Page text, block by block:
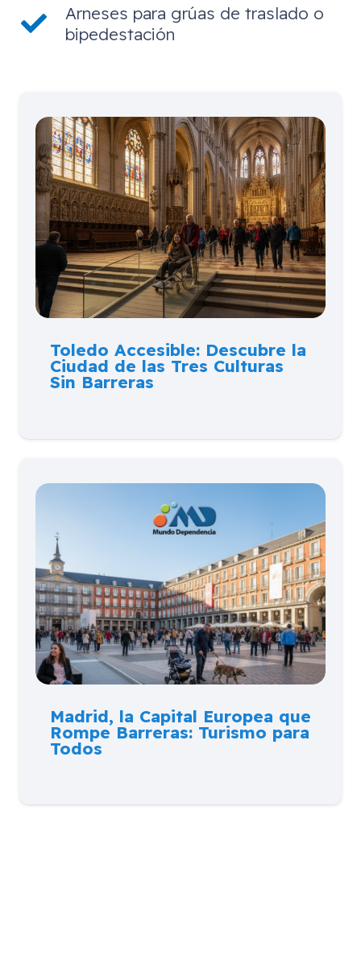
Arneses para grúas de traslado o
bipedestación
Toledo Accesible: Descubre la
Ciudad de las Tres Culturas
Sin Barreras
Madrid, la Capital Europea que
Rompe Barreras: Turismo para
Todos